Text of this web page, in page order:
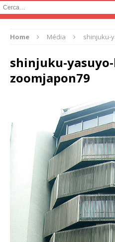
Cerca :
Home Média shinjuku-
shinjuku-
zoomjapon79